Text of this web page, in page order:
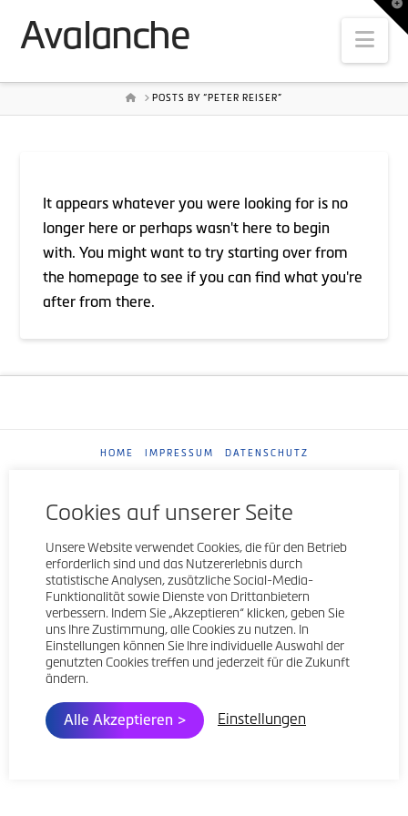
Avalanche
HOMEPOSTS BY “PETER REISER”
It appears whatever you were looking for is no
longer here or perhaps wasn't here to begin
with. You might want to try starting over from
the homepage to see if you can find what you're
after from there.
HOME IMPRESSUM DATENSCHUTZ
Cookies auf unserer Seite
Unsere Website verwendet Cookies, die für den Betrieb
erforderlich sind und das Nutzererlebnis durch
statistische Analysen, zusätzliche Social-Media-
Funktionalität sowie Dienste von Drittanbietern
verbessern. Indem Sie „Akzeptieren“ klicken, geben Sie
uns Ihre Zustimmung, alle Cookies zu nutzen. In
Einstellungen können Sie Ihre individuelle Auswahl der
genutzten Cookies treffen und jederzeit für die Zukunft
ändern.
Einstellungen
Alle Akzeptieren